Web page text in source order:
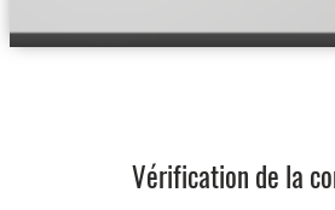
Vérification de la